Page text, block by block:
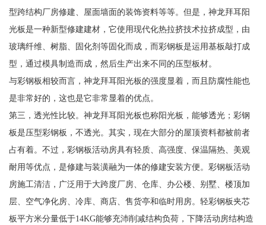
型跨结构厂房修建、屋面墙面的装饰资料等等。但是，神龙拜耳阳
光板是一种新型修建建材，它使用现代化热拉挤技术拉挤成型，由
玻璃纤维、树脂、固化剂等固化而成，而彩钢板是运用基板敲打成
型，通过模具制造而成，然后生产出来不同的压型板材。
与彩钢板相较而言，神龙拜耳阳光板的强度显着，而且防腐性能也
是非常好的，这也是它非常显着的优点。
第三，透光性比较。神龙拜耳阳光板也称阳光板，能够透光；彩钢
板是压型彩钢板，不透光。其实，现在大部分的屋顶资料都被前者
占有着。不过，彩钢板活动房具有轻质、高强度、保温隔热、美观
耐用等优点，是修建与装潢融为一体的修建安装方便。彩钢板活动
房施工清洁，广泛用于大跨度厂房、仓库、办公楼、别墅、楼顶加
层、空气净化房、冷库、商店、售货亭和临时用房。轻彩钢板夹芯
板平方米分量低于14KG能够充沛削减结构负荷，下降活动房结构造